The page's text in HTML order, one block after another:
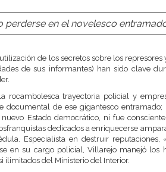
perderse en el novelesco
de los secretos sobre los
de sus informantes) han sido clave
rocambolesca trayectoria policial y
documental de ese gigantesco
Estado democrático, ni fue
dedicados a enriquecerse
Especialista en destruir
en su cargo policial, Villarejo manejó los
ilimitados del Ministerio del Interior.